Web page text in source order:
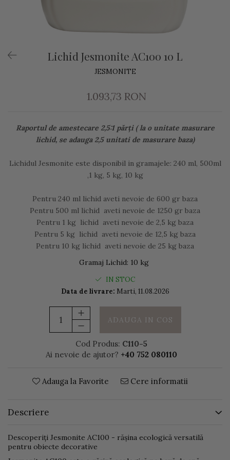
Lichid Jesmonite AC100 10 L
JESMONITE
1.093,73 RON
Raportul de amestecare 2,5:1 părți ( la o unitate masurare
lichid, se adauga 2,5 unitati de masurare baza)
Lichidul Jesmonite este disponibil in gramajele: 240 ml, 500ml
,1 kg, 5 kg, 10 kg
Pentru 240 ml lichid aveti nevoie de 600 gr baza
Pentru 500 ml lichid aveti nevoie de 1250 gr baza
Pentru 1 kg lichid aveti nevoie de 2,5 kg baza
Pentru 5 kg lichid aveti nevoie de 12,5 kg baza
Pentru 10 kg lichid aveti nevoie de 25 kg baza
Gramaj Lichid: 10 kg
IN STOC
Data de livrare: Marti, 11.08.2026
ADAUGA IN COS
Cod Produs: C110-5
Ai nevoie de ajutor? +40 752 080110
Adauga la Favorite Cere informatii
Descriere
Descoperiți Jesmonite AC100 - rășina ecologică versatilă
pentru obiecte decorative